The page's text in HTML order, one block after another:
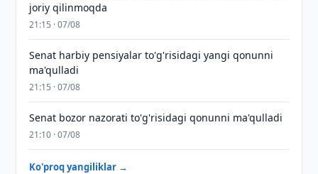
joriy qilinmoqda
21:15 · 07/08
Senat harbiy pensiyalar to'g'risidagi yangi qonunni
ma'qulladi
21:15 · 07/08
Senat bozor nazorati to'g'risidagi qonunni ma'qulladi
21:10 · 07/08
Ko'proq yangiliklar →